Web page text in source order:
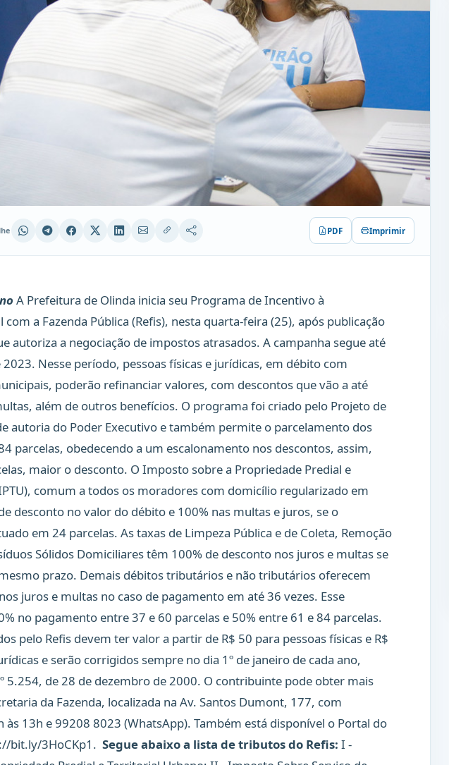
PDF Imprimir
A Prefeitura de Olinda inicia seu Programa de Incentivo à
com a Fazenda Pública (Refis), nesta quarta-feira (25), após publicação
autoriza a negociação de impostos atrasados. A campanha segue até
Nesse período, pessoas físicas e jurídicas, em débito com
poderão refinanciar valores, com descontos que vão a até
além de outros benefícios. O programa foi criado pelo Projeto de
autoria do Poder Executivo e também permite o parcelamento dos
parcelas, obedecendo a um escalonamento nos descontos, assim,
maior o desconto. O Imposto sobre a Propriedade Predial e
comum a todos os moradores com domicílio regularizado em
desconto no valor do débito e 100% nas multas e juros, se o
em 24 parcelas. As taxas de Limpeza Pública e de Coleta, Remoção
Sólidos Domiciliares têm 100% de desconto nos juros e multas se
prazo. Demais débitos tributários e não tributários oferecem
juros e multas no caso de pagamento em até 36 vezes. Esse
no pagamento entre 37 e 60 parcelas e 50% entre 61 e 84 parcelas.
pelo Refis devem ter valor a partir de R$ 50 para pessoas físicas e R$
e serão corrigidos sempre no dia 1º de janeiro de cada ano,
5.254, de 28 de dezembro de 2000. O contribuinte pode obter mais
da Fazenda, localizada na Av. Santos Dumont, 177, com
às 13h e 99208 8023 (WhatsApp). Também está disponível o Portal do
bit.ly/3HoCKp1. Segue abaixo a lista de tributos do Refis: I -